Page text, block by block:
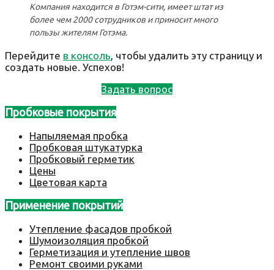
Компания находится в Готэм-сити, имеет штат из
более чем 2000 сотрудников и приносит много
пользы жителям Готэма.
Перейдите в консоль , чтобы удалить эту страницу и
создать новые. Успехов!
Задать вопрос
Пробковые покрытия
Напыляемая пробка
Пробковая штукатурка
Пробковый герметик
Цены
Цветовая карта
Применение покрытий
Утепление фасадов пробкой
Шумоизоляция пробкой
Герметизация и утепление швов
Ремонт своими руками